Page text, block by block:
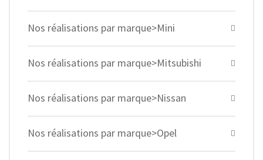
Nos réalisations par marque>Mini
Nos réalisations par marque>Mitsubishi
Nos réalisations par marque>Nissan
Nos réalisations par marque>Opel